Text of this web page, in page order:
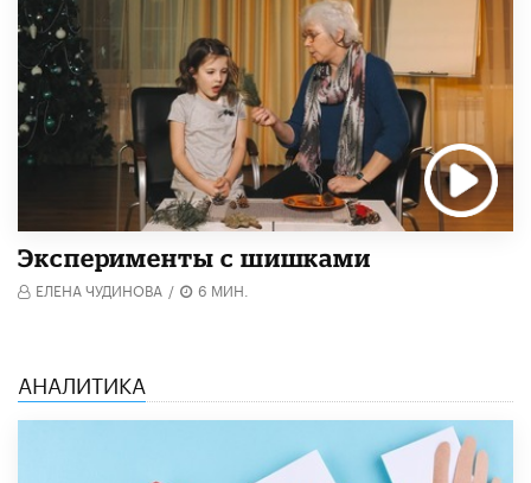
Эксперименты с шишками
ЕЛЕНА ЧУДИНОВА / 6 МИН.
АНАЛИТИКА